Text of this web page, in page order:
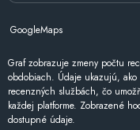
GoogleMaps
Graf zobrazuje zmeny počtu
obdobiach. Údaje ukazujú,
recenzných službách, čo
každej platforme. Zobrazené
dostupné údaje.